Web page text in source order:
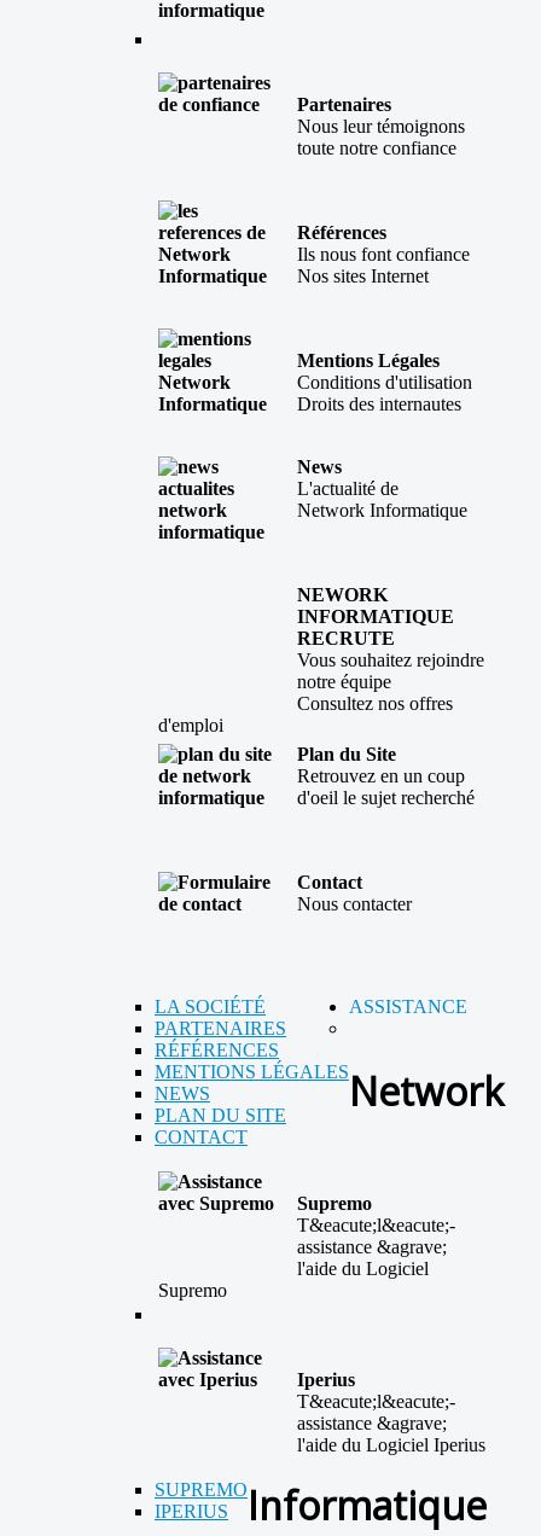
Partenaires
Nous leur témoignons
toute notre confiance
Références
Ils nous font confiance
Nos sites Internet
Mentions Légales
Conditions d'utilisation
Droits des internautes
News
L'actualité de
Network Informatique
NEWORK
INFORMATIQUE
RECRUTE
Vous souhaitez rejoindre
notre équipe
Consultez nos offres
d'emploi
Plan du Site
Retrouvez en un coup
d'oeil le sujet recherché
Contact
Nous contacter
LA SOCIÉTÉ
PARTENAIRES
RÉFÉRENCES
MENTIONS LÉGALES
NEWS
PLAN DU SITE
CONTACT
ASSISTANCE
Supremo
T&eacute;l&eacute;-
assistance &agrave;
l'aide du Logiciel
Supremo
Iperius
T&eacute;l&eacute;-
assistance &agrave;
l'aide du Logiciel Iperius
SUPREMO
IPERIUS
Network
Informatique